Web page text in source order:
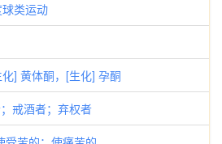
类运动
黄体酮，[生化] 孕酮
酒者；弃权者